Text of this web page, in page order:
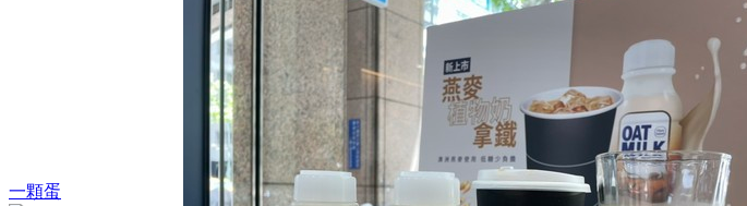
一顆蛋